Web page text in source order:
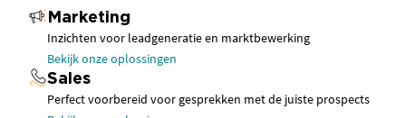
Marketing
Inzichten voor leadgeneratie en marktbewerking
Bekijk onze oplossingen
Sales
Perfect voorbereid voor gesprekken met de juiste prospects